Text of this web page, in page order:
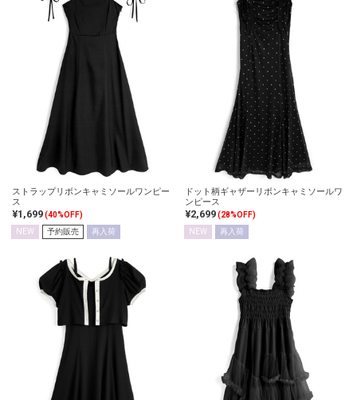
ストラップリボンキャミソールワンピー
ス
¥1,699(40%OFF)
NEW
予約販売 再入荷
ドット柄ギャザーリボンキャミソールワ
ンピース
¥2,699(28%OFF)
NEW
再入荷